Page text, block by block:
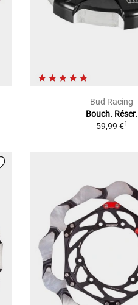
Bud Racing
Bouch. Réser.
59,99 €1